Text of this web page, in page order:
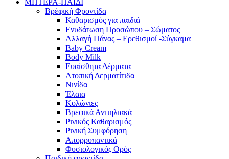
ΜΗΤΕΡΑ-ΠΑΙΔΙ
Βρέφική Φροντίδα
Καθαρισμός για παιδιά
Ενυδάτωση Προσώπου – Σώματος
Αλλαγή Πάνας – Ερεθισμοί -Σύγκαμα
Baby Cream
Body Milk
Ευαίσθητα Δέρματα
Ατοπική Δερματίτιδα
Νινίδα
Έλαια
Κολώνιες
Βρεφικά Αντιηλιακά
Ρινικός Καθαρισμός
Ρινική Συμφόρηση
Απορρυπαντικά
Φυσιολογικός Ορός